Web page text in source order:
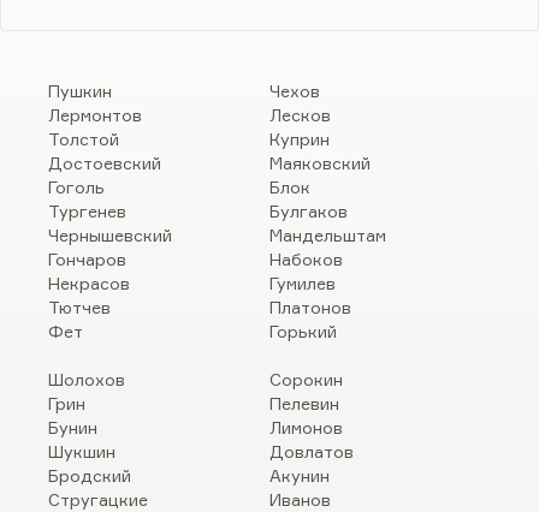
Пушкин
Лермонтов
Толстой
Достоевский
Гоголь
Тургенев
Чернышевский
Гончаров
Некрасов
Тютчев
Фет
Чехов
Лесков
Куприн
Маяковский
Блок
Булгаков
Мандельштам
Набоков
Гумилев
Платонов
Горький
Шолохов
Грин
Бунин
Шукшин
Бродский
Стругацкие
Сорокин
Пелевин
Лимонов
Довлатов
Акунин
Иванов